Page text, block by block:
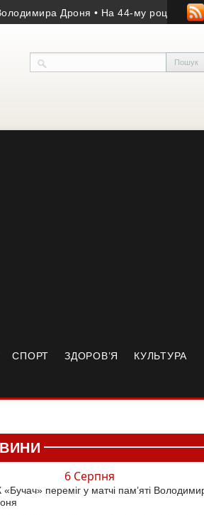
Дроня • На 44-му році життя
СПОРТ ЗДОРОВ’Я КУЛЬТУРА
6 Серпня
переміг у матчі пам’яті